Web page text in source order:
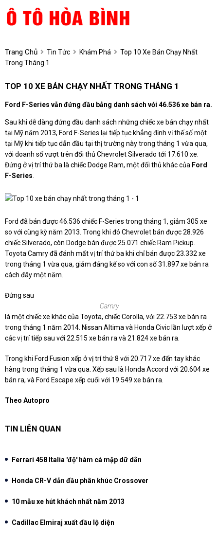
Trang Chủ Tin Tức Khám Phá
Top 10 Xe Bán Chạy Nhất
Trong Tháng 1
TOP 10 XE BÁN CHẠY NHẤT TRONG THÁNG 1
Ford F-Series vẫn đứng đầu bảng danh sách với 46.536 xe bán ra.
Sau khi dễ dàng đứng đầu danh sách những chiếc xe bán chạy nhất
tại Mỹ năm 2013, Ford F-Series lại tiếp tục khẳng định vị thế số một
tại Mỹ khi tiếp tục dẫn đầu tại thị trường này trong tháng 1 vừa qua,
với doanh số vượt trên đối thủ Chevrolet Silverado tới 17.610 xe.
Đứng ở vị trí thứ ba là chiếc Dodge Ram, một đối thủ khác của Ford
F-Series
Ford đã bán được 46.536 chiếc F-Series trong tháng 1, giảm 305 xe
so với cùng kỳ năm 2013. Trong khi đó Chevrolet bán được 28.926
chiếc Silverado, còn Dodge bán được 25.071 chiếc Ram Pickup.
Toyota Camry đã đánh mất vị trí thứ ba khi chỉ bán được 23.332 xe
trong tháng 1 vừa qua, giảm đáng kể so với con số 31.897 xe bán ra
cách đây một năm.
Đứng sau
Camry
là một chiếc xe khác của Toyota, chiếc Corolla, với 22.753 xe bán ra
trong tháng 1 năm 2014. Nissan Altima và Honda Civic lần lượt xếp ở
các vị trí tiếp sau với 22.515 xe bán ra và 21.824 xe bán ra.
Trong khi Ford Fusion xếp ở vị trí thứ 8 với 20.717 xe đến tay khác
hàng trong tháng 1 vừa qua. Xếp sau là Honda Accord với 20.604 xe
bán ra, và Ford Escape xếp cuối với 19.549 xe bán ra.
Theo Autopro
TIN LIÊN QUAN
Ferrari 458 Italia 'độ' hàm cá mập dữ dằn
Honda CR-V dẫn đầu phân khúc Crossover
10 mẫu xe hút khách nhất năm 2013
Cadillac Elmiraj xuất đầu lộ diện